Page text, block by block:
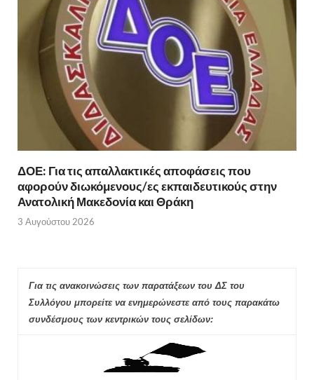
ΔΟΕ: Για τις απαλλακτικές αποφάσεις που
αφορούν διωκόμενους/ες εκπαιδευτικούς στην
Ανατολική Μακεδονία και Θράκη
3 Αυγούστου 2026
Για τις ανακοινώσεις των παρατάξεων του ΔΣ του
Συλλόγου μπορείτε να ενημερώνεστε από τους παρακάτω
συνδέσμους των κεντρικών τους σελίδων: